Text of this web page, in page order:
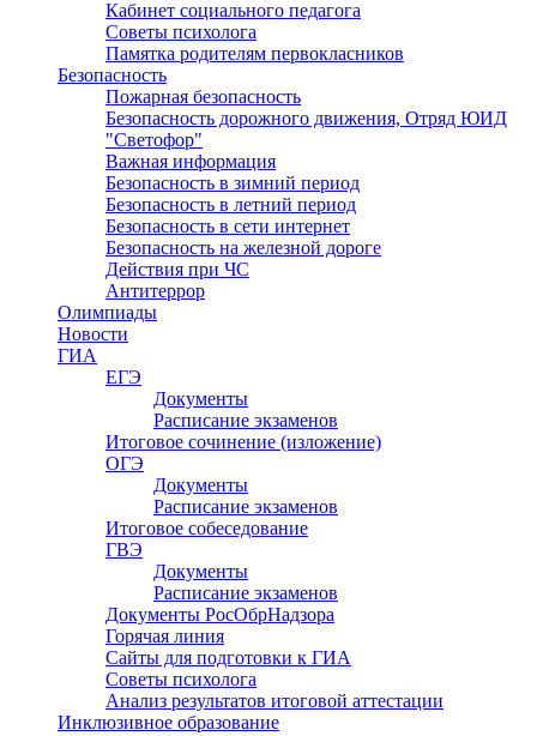
Кабинет социального педагога
Советы психолога
Памятка родителям первокласников
Безопасность
Пожарная безопасность
Безопасность дорожного движения, Отряд ЮИД
"Светофор"
Важная информация
Безопасность в зимний период
Безопасность в летний период
Безопасность в сети интернет
Безопасность на железной дороге
Действия при ЧС
Антитеррор
Олимпиады
Новости
ГИА
ЕГЭ
Документы
Расписание экзаменов
Итоговое сочинение (изложение)
ОГЭ
Документы
Расписание экзаменов
Итоговое собеседование
ГВЭ
Документы
Расписание экзаменов
Документы РосОбрНадзора
Горячая линия
Сайты для подготовки к ГИА
Советы психолога
Анализ результатов итоговой аттестации
Инклюзивное образование